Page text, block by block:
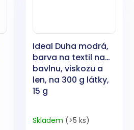
Ideal Duha modrá,
barva na textil na
bavlnu, viskozu a
len, na 300 g látky,
15 g
Skladem (>5 ks)